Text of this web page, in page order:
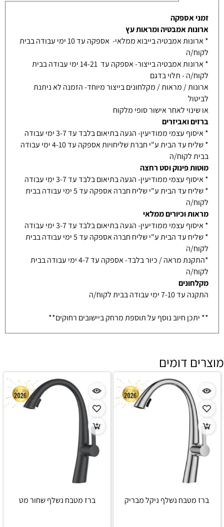
זמני אספקה
ארונות אמבטיה ומראות עץ
* ארונות אמבטיה בייבוא ממלאי- אספקה עד 10 ימי עבודה בבית
לקוח/ה
* ארונות אמבטיה בייצור- אספקה עד 14-21 ימי עבודה בבית
לקוח/ה - תלוי בדגם
ארונות / מראות / מקלחונים בייצור מיוחד- הזמנה לא ניתנת
לביטול
או שינוי לאחר אישור סופי מלקוח
ברזים ואביזרים
* איסוף עצמי ממודיעין- הגעה בתיאום בלבד עד 3-7 ימי עבודה
* שליח עד הבית ע"י חברת שליחויות אספקה עד 4-10 ימי עבודה
בבית לקוח/ה
מוטות פינוק וסט רחצה
* איסוף עצמי ממודיעין- הגעה בתיאום בלבד עד 3-7 ימי עבודה
* שליח עד הבית ע"י שליח חברה אספקה עד 5 ימי עבודה בבית
לקוח/ה
מראות וכיורים ממלאי
* איסוף עצמי ממודיעין- הגעה בתיאום בלבד עד 3-7 ימי עבודה
* שליח עד הבית ע"י שליח חברה אספקה עד 5 ימי עבודה בבית
לקוח/ה
*התקנת מראה / כיור בלבד- אספקה עד 4-7 ימי עבודה בבית
לקוח/ה
מקלחונים
התקנה עד 7-10 ימי עבודה בבית לקוח/ה
** יתכן חיוב נוסף על תוספת מרחק ביישובים רחוקים**
מוצרים דומים
ברז מטבח נשלף ניקל מבריק ברז מטבח נשלף שחור מט